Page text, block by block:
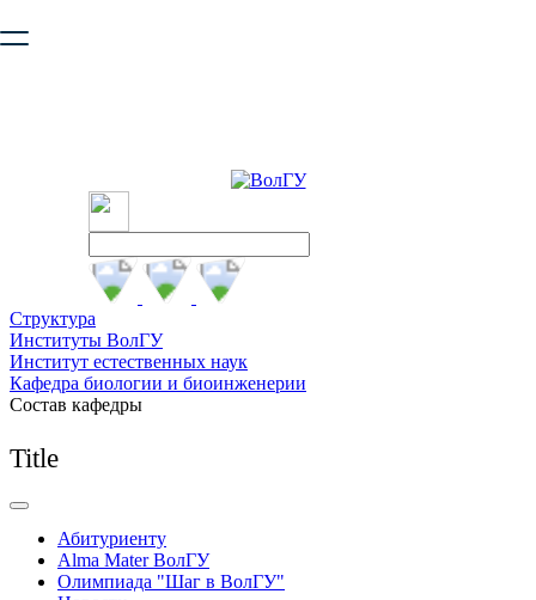
безопасную работу с сайтом. Пожалуйста
Структура
Институты ВолГУ
Институт естественных наук
Кафедра биологии и биоинженерии
Состав кафедры
Title
Абитуриенту
Alma Mater ВолГУ
Олимпиада "Шаг в ВолГУ"